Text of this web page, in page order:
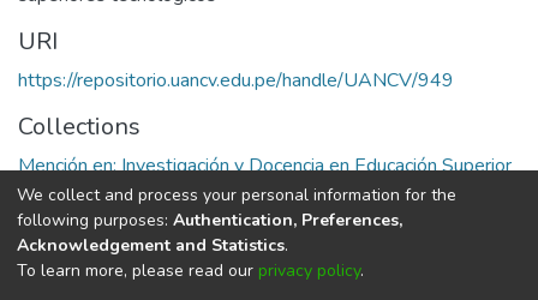
URI
https://repositorio.uancv.edu.pe/handle/UANCV/949
Collections
Mención en: Investigación y Docencia en Educación Superior
Full item page
DSpace softwarecopyright © 2002-2026
We collect and process your personal information for the
following purposes: Authentication, Preferences,
Acknowledgement and Statistics.
To learn more, please read our privacy policy.